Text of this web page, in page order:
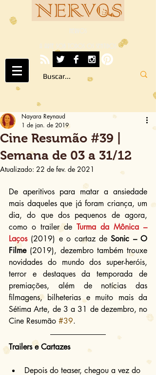
NERVOS
A ARTE SOB TODOS OS SENTIDOS
Cine Resumão #39 |
Semana de 03 a 31/12
Nayara Reynaud
1 de jan. de 2019
Atualizado: 22 de fev. de 2021
De aperitivos para matar a ansiedade
mais daqueles que já foram criança, um
dia, do que dos pequenos de agora,
como o trailer de Turma da Mônica –
Laços (2019) e o cartaz de Sonic – O
Filme (2019), dezembro também trouxe
novidades do mundo dos super-heróis,
terror e destaques da temporada de
premiações, além de notícias das
filmagens, bilheterias e muito mais da
Sétima Arte, de 3 a 31 de dezembro, no
Cine Resumão #39.
Trailers e Cartazes
Depois do teaser, chegou a vez do